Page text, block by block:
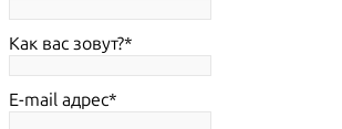
Как вас зовут?
E-mail адрес